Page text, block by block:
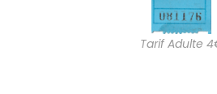
Tarif Adulte